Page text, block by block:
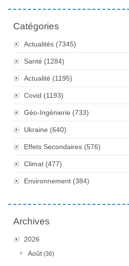
Catégories
Actualités (7345)
Santé (1284)
Actualité (1195)
Covid (1193)
Géo-Ingénierie (733)
Ukraine (640)
Effets Secondaires (576)
Climat (477)
Environnement (384)
Archives
2026
Août (36)